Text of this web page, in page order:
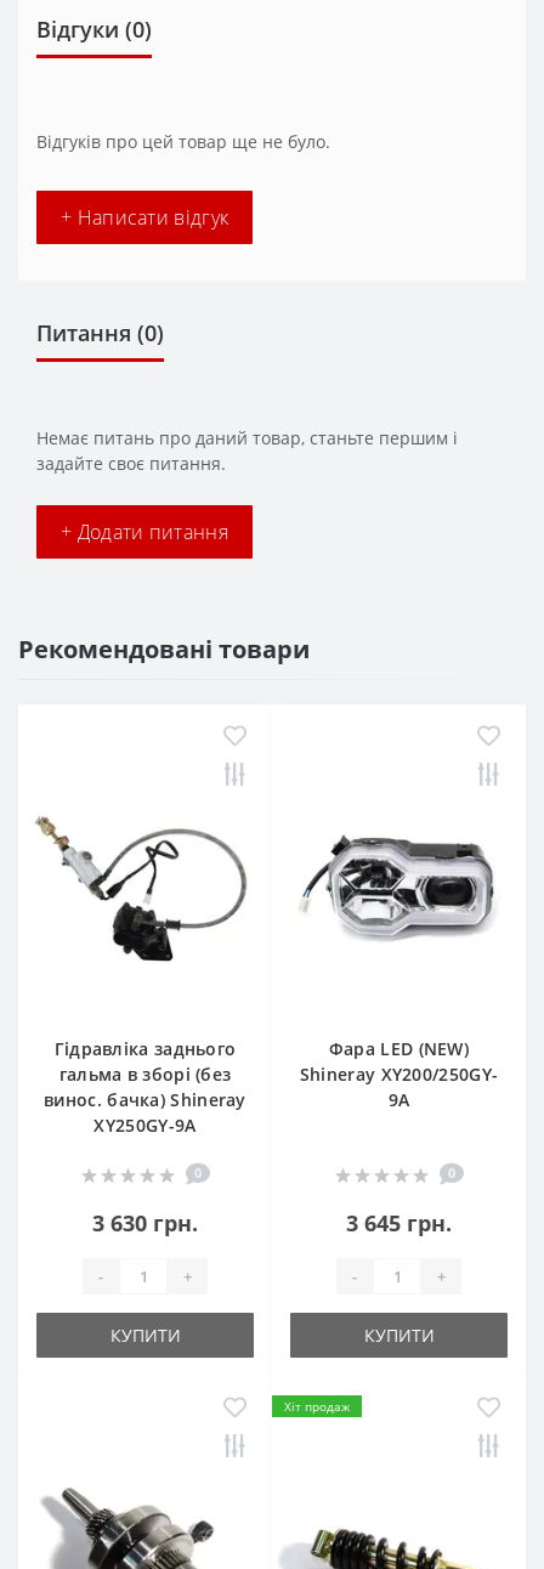
Відгуки (0)
Відгуків про цей товар ще не було.
+ Написати відгук
Питання (0)
Немає питань про даний товар, станьте першим і
задайте своє питання.
+ Додати питання
Рекомендовані товари
Гідравліка заднього
гальма в зборі (без
винос. бачка) Shineray
XY250GY-9A
0
3 630 грн.
- +
КУПИТИ
Фара LED (NEW)
Shineray XY200/250GY-
9A
0
3 645 грн.
- +
КУПИТИ
Хіт продаж